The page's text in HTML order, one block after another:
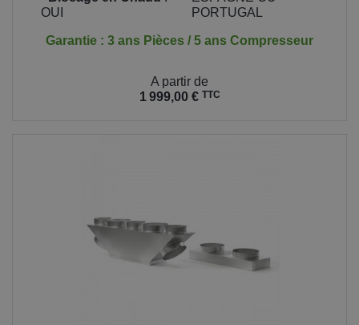
OUI
PORTUGAL
Garantie : 3 ans Pièces / 5 ans Compresseur
A partir de
1 999,00 € TTC